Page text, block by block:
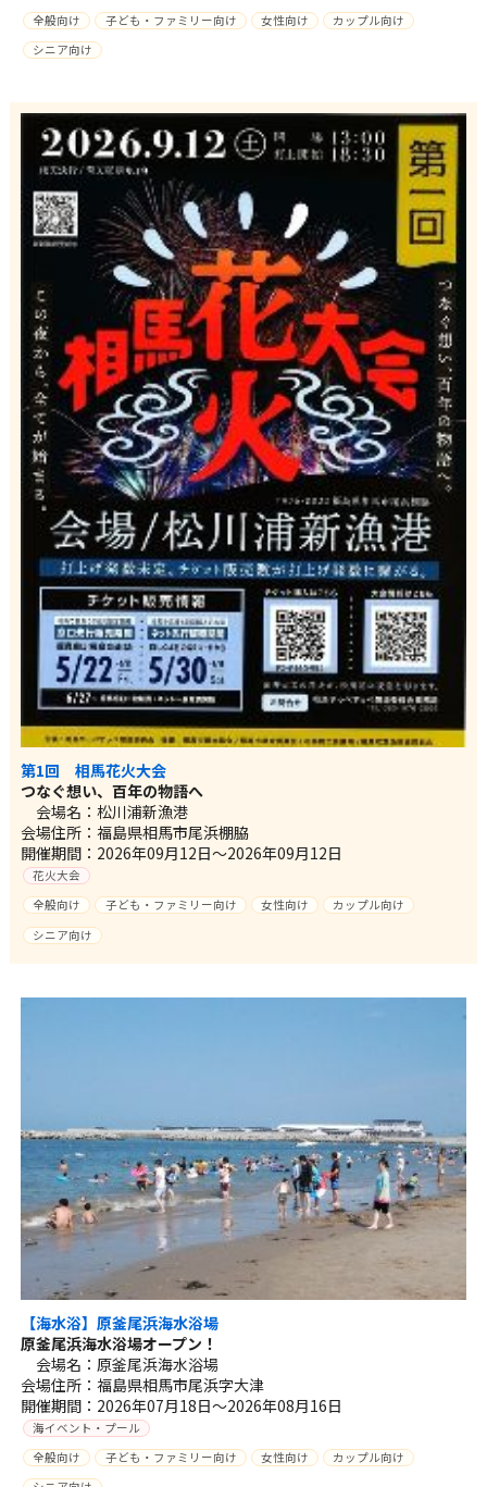
全般向け
子ども・ファミリー向け 女性向け
カップル向け
シニア向け
第1回 相馬花火大会
つなぐ想い、百年の物語へ
会場名：松川浦新漁港
会場住所：福島県相馬市尾浜棚脇
開催期間：2026年09月12日～2026年09月12日
花火大会
全般向け
子ども・ファミリー向け 女性向け
カップル向け
シニア向け
【海水浴】原釜尾浜海水浴場
原釜尾浜海水浴場オープン！
会場名：原釜尾浜海水浴場
会場住所：福島県相馬市尾浜字大津
開催期間：2026年07月18日～2026年08月16日
海イベント・プール
全般向け
子ども・ファミリー向け 女性向け
カップル向け